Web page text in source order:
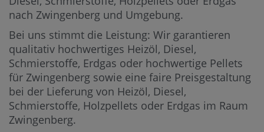
nach Zwingenberg und Umgebung.
Bei uns stimmt die Leistung: Wir garantieren
qualitativ hochwertiges Heizöl, Diesel,
Schmierstoffe, Erdgas oder hochwertige Pellets
für Zwingenberg sowie eine faire Preisgestaltung
bei der Lieferung von Heizöl, Diesel,
Schmierstoffe, Holzpellets oder Erdgas im Raum
Zwingenberg.